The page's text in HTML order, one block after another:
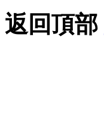
返回頂部